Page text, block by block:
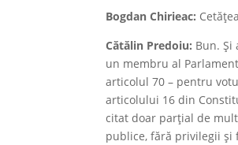
Bogdan Chirieac:
Cătălin Predoiu: Bun. Şi
un membru al
articolul 70 – pentru
articolului 16 din
citat doar parțial de
publice, fără privilegii și